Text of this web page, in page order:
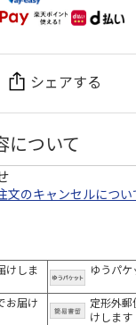
シェアする
について
文のキャンセルについ
けしま
ゆうパ
お届け
定形外郵
けします